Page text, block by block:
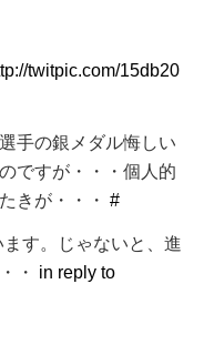
twitpic.com/15db20
手の銀メダル悔しい
ですが・・・個人的
きが・・・ #
す。じゃないと、進
・ in reply to